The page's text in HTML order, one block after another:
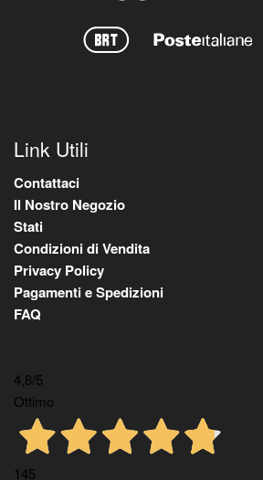
Link Utili
Contattaci
Il Nostro Negozio
Stati
Condizioni di Vendita
Privacy Policy
Pagamenti e Spedizioni
FAQ
4,8/5
Ottimo
145